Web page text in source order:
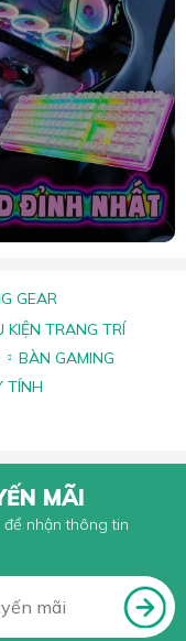
GEAR
KIỆN TRANG TRÍ
BÀN GAMING
TÍNH
MÃI
nhận thông tin